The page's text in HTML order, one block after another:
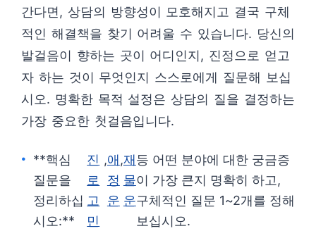
간다면, 상담의 방향성이 모호해지고 결국 구체
적인 해결책을 찾기 어려울 수 있습니다. 당신의
발걸음이 향하는 곳이 어디인지, 진정으로 얻고
자 하는 것이 무엇인지 스스로에게 질문해 보십
시오. 명확한 목적 설정은 상담의 질을 결정하는
가장 중요한 첫걸음입니다.
**핵심
질문을
정리하십
시오:**
진
로
고
민
,애
정
운
,재
물
운
등 어떤 분야에 대한 궁금증
이 가장 큰지 명확히 하고,
구체적인 질문 1~2개를 정해
보십시오.